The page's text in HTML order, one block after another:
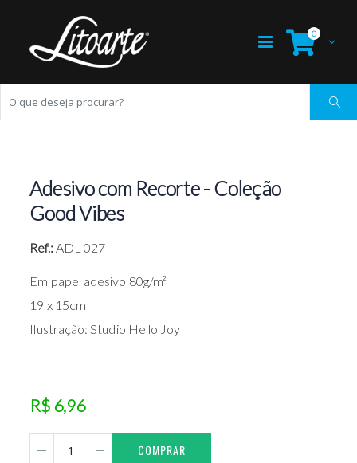
0
Adesivo com Recorte - Coleção
Good Vibes
Ref.:ADL-027
Em papel adesivo 80g/m²
19 x 15cm
Ilustração: Studio Hello Joy
R$ 6,96
COMPRAR